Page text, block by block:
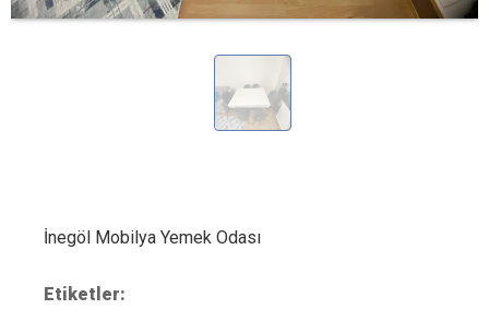
İnegöl Mobilya Yemek Odası
Etiketler: